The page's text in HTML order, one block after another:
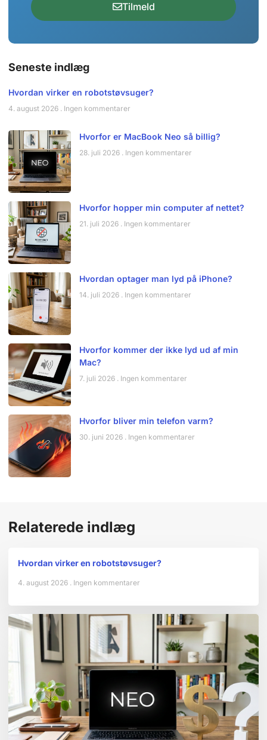
Tilmeld
Seneste indlæg
Hvordan virker en robotstøvsuger?
4. august 2026 Ingen kommentarer
Hvorfor er MacBook Neo så billig?
28. juli 2026 Ingen kommentarer
Hvorfor hopper min computer af nettet?
21. juli 2026 Ingen kommentarer
Hvordan optager man lyd på iPhone?
14. juli 2026 Ingen kommentarer
Hvorfor kommer der ikke lyd ud af min
Mac?
7. juli 2026 Ingen kommentarer
Hvorfor bliver min telefon varm?
30. juni 2026 Ingen kommentarer
Relaterede indlæg
Hvordan virker en robotstøvsuger?
4. august 2026 Ingen kommentarer